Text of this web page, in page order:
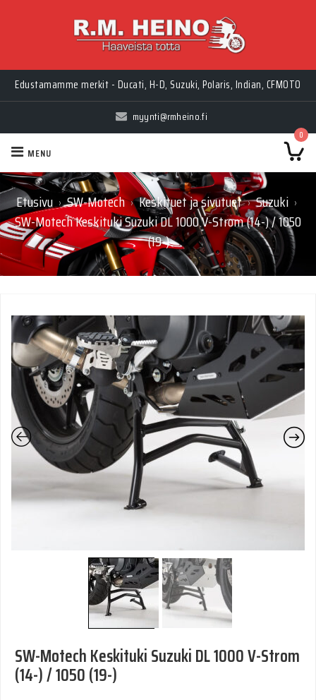
Edustamamme merkit - Ducati, H-D, Suzuki, Polaris, Indian, CFMOTO
myynti@rmheino.fi
0
MENU
Etusivu › SW-Motech › Keskituet ja sivutuet › Suzuki ›
SW-Motech Keskituki Suzuki DL 1000 V-Strom (14-) / 1050
(19-)
SW-Motech Keskituki Suzuki DL 1000 V-Strom
(14-) / 1050 (19-)